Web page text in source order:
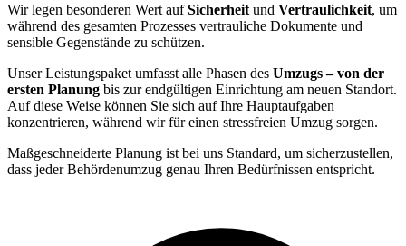
Wir legen besonderen Wert aufSicherheit und Vertraulichkeit, um
während des gesamten Prozesses vertrauliche Dokumente und
sensible Gegenstände zu schützen.
Unser Leistungspaket umfasst alle Phasen des Umzugs – von der
ersten Planung bis zur endgültigen Einrichtung am neuen Standort.
Auf diese Weise können Sie sich auf Ihre Hauptaufgaben
konzentrieren, während wir für einen stressfreien Umzug sorgen.
Maßgeschneiderte Planung ist bei uns Standard, um sicherzustellen,
dass jeder Behördenumzug genau Ihren Bedürfnissen entspricht.